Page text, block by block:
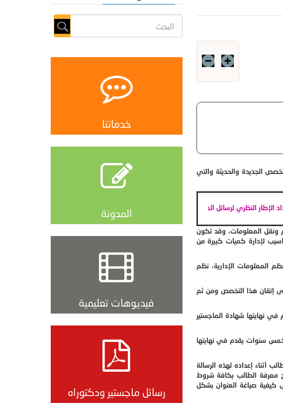
الجديدة والحديثة والتي
العام )|
|اعداد الإطار النظري لرسائل الماجستير والدكتوراة
ونقل المعلومات، وقد تكون
لإدارة كميات كبيرة من
المعلومات الإدارية، نظم
إتقان هذا التخصص ومن ثم
نهايتها شهادة الماجستير
سنوات يقدم في نهايتها
أثناء إعداده لهذه الرسالة
معرفة الطالب بكافة شروط
كيفية صياغة العنوان بشكل
خدماتنا
المدونة
فيديوهات تعليمية
رسائل ماجستير ودكتوراه